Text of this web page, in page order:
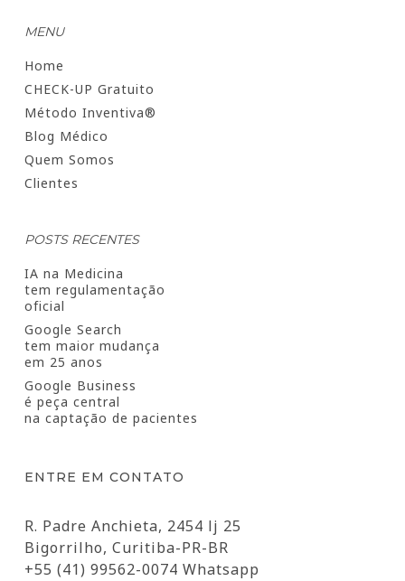
MENU
Home
CHECK-UP Gratuito
Método Inventiva®
Blog Médico
Quem Somos
Clientes
POSTS RECENTES
IA na Medicina
tem regulamentação
oficial
Google Search
tem maior mudança
em 25 anos
Google Business
é peça central
na captação de pacientes
ENTRE EM CONTATO
R. Padre Anchieta, 2454 lj 25
Bigorrilho, Curitiba-PR-BR
+55 (41) 99562-0074 Whatsapp